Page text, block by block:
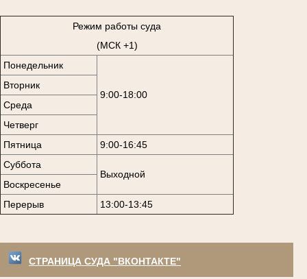
Режим работы суда
(МСК +1)
Понедельник
9:00-18:00
Вторник
Среда
Четверг
Пятница
9:00-16:45
Суббота
Выходной
Воскресенье
Перерыв
13:00-13:45
СТРАНИЦА СУДА "ВКОНТАКТЕ"